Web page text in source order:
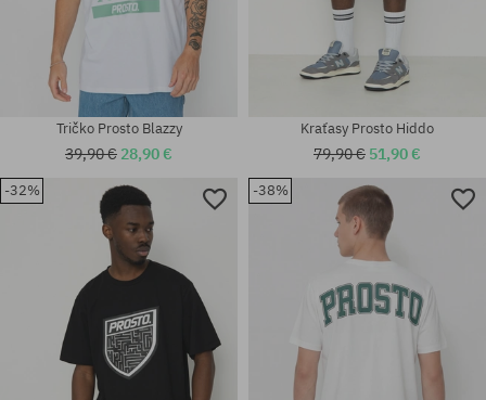
Dostupné veľkosti:
Dostupné veľkosti:
Tričko Prosto Blazzy
39,90 € 28,90 €
Kraťasy Prosto Hiddo
79,90 € 51,90 €
-32% -38%